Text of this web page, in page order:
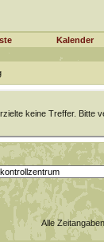
Kalender
keine Treffer. Bitte
Alle